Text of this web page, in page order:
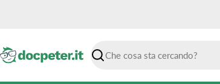
Ricerca